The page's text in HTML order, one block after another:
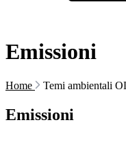
Emissioni
Home Temi ambientali
Emissioni